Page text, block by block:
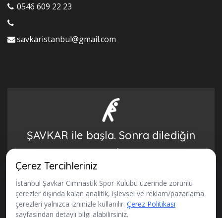
0546 609 22 23
savkaristanbul@gmail.com
ŞAVKAR ile başla. Sonra dilediğin
yere gidersin.
Çerez Tercihleriniz
İstanbul Şavkar Cimnastik Spor Kulübü üzerinde zorunlu
çerezler dışında kalan analitik, işlevsel ve reklam/pazarlama
çerezleri yalnızca izninizle kullanılır. Çerez Politikası
sayfasından detaylı bilgi alabilirsiniz.